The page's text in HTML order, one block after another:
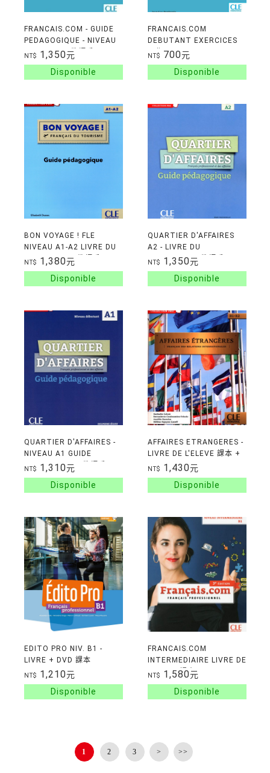
FRANCAIS.COM - GUIDE
PEDAGOGIQUE - NIVEAU
DEBUTANT 教師手冊 3ED
NT$ 1,350元
FRANCAIS.COM
DEBUTANT EXERCICES
習作 3E ED.
NT$ 700元
BON VOYAGE ! FLE
NIVEAU A1-A2 LIVRE DU
PROFESSEUR 教師手冊
NT$ 1,380元
QUARTIER D'AFFAIRES
A2 - LIVRE DU
PROFESSEUR 教師手冊
NT$ 1,350元
QUARTIER D'AFFAIRES -
NIVEAU A1 GUIDE
PEDAGOGIQUE 教師手冊
NT$ 1,310元
AFFAIRES ETRANGERES -
LIVRE DE L'ELEVE 課本 +
CD
NT$ 1,430元
EDITO PRO NIV. B1 -
LIVRE + DVD 課本
NT$ 1,210元
FRANCAIS.COM
INTERMEDIAIRE LIVRE DE
L'ELEVE 課本 + DVD 3EME
EDITION
NT$ 1,580元
1 2 3 > >>